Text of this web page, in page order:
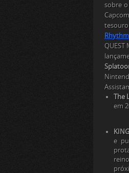
sobre o
Capcom
QUEST
The
em
e